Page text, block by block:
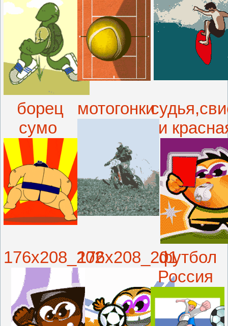
борец
сумо
мотогонки
и
176x208_202176x208_201футбол
Россия